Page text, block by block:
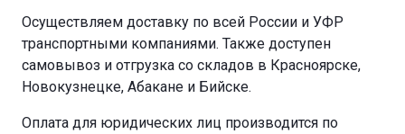
Осуществляем доставку по всей России и УФР
транспортными компаниями. Также доступен
самовывоз и отгрузка со складов в Красноярске,
Новокузнецке, Абакане и Бийске.
Оплата для юридических лиц производится по